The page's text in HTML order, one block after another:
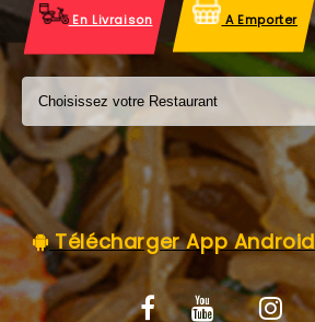
VOS AVIS
MENTIONS LÉGALES
C.G.V
En Livraison A Emporter
Télécharger App Android